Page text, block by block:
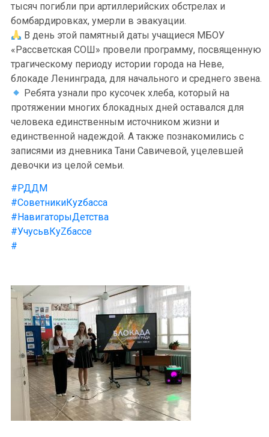
тысяч погибли при артиллерийских обстрелах и
бомбардировках, умерли в эвакуации.
В день этой памятный даты учащиеся МБОУ
«Рассветская СОШ» провели программу, посвященную
трагическому периоду истории города на Неве,
блокаде Ленинграда, для начального и среднего звена.
Ребята узнали про кусочек хлеба, который на
протяжении многих блокадных дней оставался для
человека единственным источником жизни и
единственной надеждой. А также познакомились с
записями из дневника Тани Савичевой, уцелевшей
девочки из целой семьи.
#РДДМ
#СоветникиКуzбасса
#НавигаторыДетства
#УчусьвКуZбассе
#